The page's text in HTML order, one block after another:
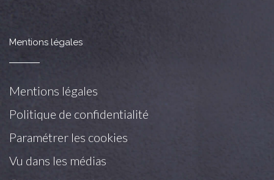
Mentions légales
Mentions légales
Politique de confidentialité
Paramétrer les cookies
Vu dans les médias